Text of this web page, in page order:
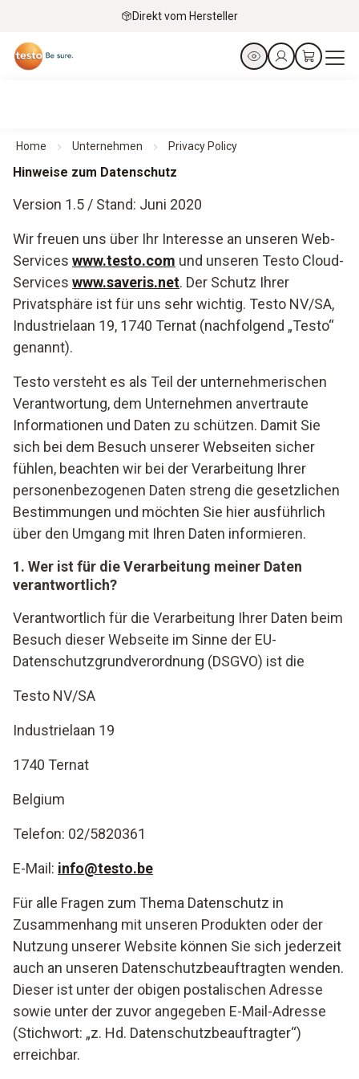
Direkt vom Hersteller
Home Unternehmen Privacy Policy
Hinweise zum Datenschutz
Version 1.5 / Stand: Juni 2020
Wir freuen uns über Ihr Interesse an unseren Web-
Services www.testo.com und unseren Testo Cloud-
Services www.saveris.net. Der Schutz Ihrer
Privatsphäre ist für uns sehr wichtig. Testo NV/SA,
Industrielaan 19, 1740 Ternat (nachfolgend „Testo“
genannt).
Testo versteht es als Teil der unternehmerischen
Verantwortung, dem Unternehmen anvertraute
Informationen und Daten zu schützen. Damit Sie
sich bei dem Besuch unserer Webseiten sicher
fühlen, beachten wir bei der Verarbeitung Ihrer
personenbezogenen Daten streng die gesetzlichen
Bestimmungen und möchten Sie hier ausführlich
über den Umgang mit Ihren Daten informieren.
1. Wer ist für die Verarbeitung meiner Daten
verantwortlich?
Verantwortlich für die Verarbeitung Ihrer Daten beim
Besuch dieser Webseite im Sinne der EU-
Datenschutzgrundverordnung (DSGVO) ist die
Testo NV/SA
Industrielaan 19
1740 Ternat
Belgium
Telefon: 02/5820361
E-Mail: info@testo.be
Für alle Fragen zum Thema Datenschutz in
Zusammenhang mit unseren Produkten oder der
Nutzung unserer Website können Sie sich jederzeit
auch an unseren Datenschutzbeauftragten wenden.
Dieser ist unter der obigen postalischen Adresse
sowie unter der zuvor angegeben E-Mail-Adresse
(Stichwort: „z. Hd. Datenschutzbeauftragter“)
erreichbar.